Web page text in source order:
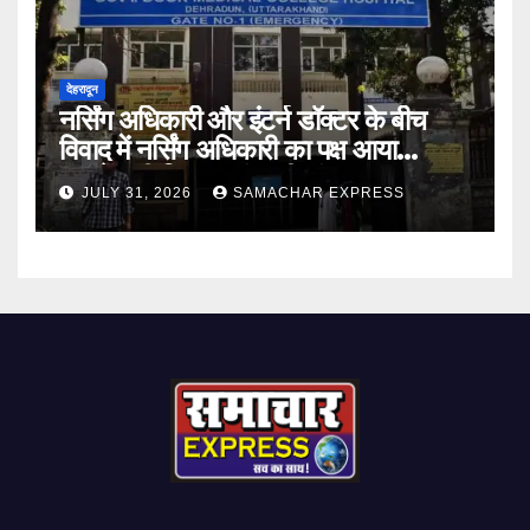
देहरादून
नर्सिंग अधिकारी और इंटर्न डॉक्टर के बीच
विवाद में नर्सिंग अधिकारी का पक्ष आया
सामने,करी निष्पक्ष जांच की मांग
JULY 31, 2026 SAMACHAR EXPRESS